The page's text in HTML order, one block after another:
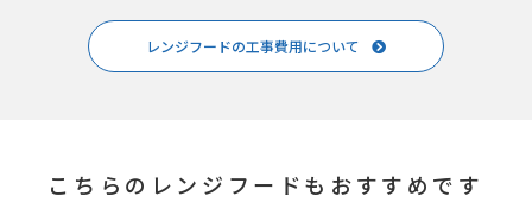
レンジフードの工事費用について
こちらのレンジフードもおすすめです